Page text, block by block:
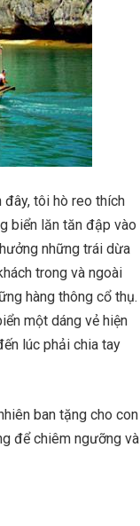
đây, tôi hò reo thích
biển lăn tăn đập vào
những trái dừa
trong và ngoài
hàng thông cổ thụ.
một dáng vẻ hiện
lúc phải chia tay
ban tặng cho con
để chiêm ngưỡng và